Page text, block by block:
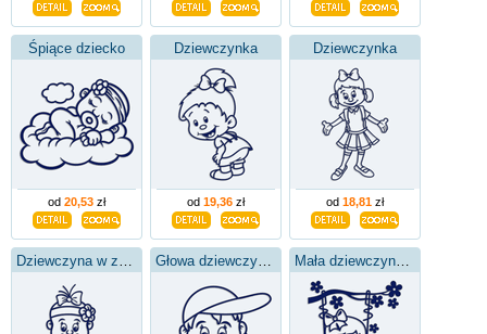
Śpiące dziecko
od 20,53 zł
Dziewczynka
od 19,36 zł
Dziewczynka
od 18,81 zł